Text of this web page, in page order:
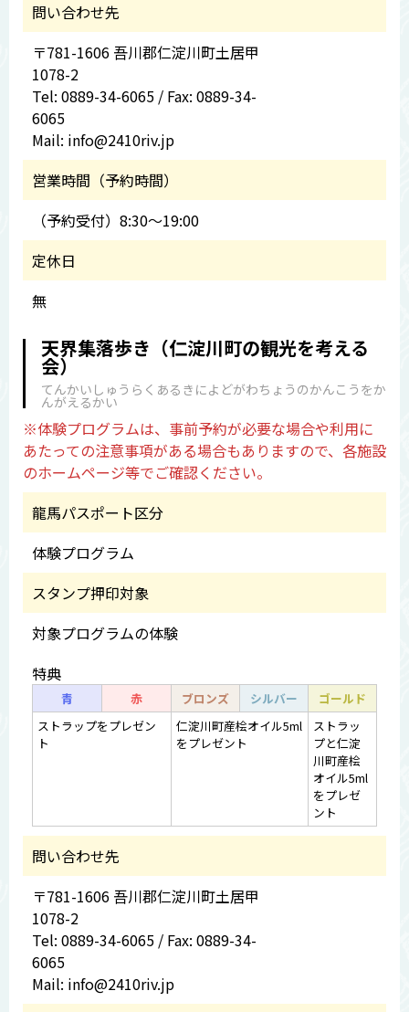
問い合わせ先
〒781-1606 吾川郡仁淀川町土居甲
1078-2
Tel: 0889-34-6065 / Fax: 0889-34-
6065
Mail: info@2410riv.jp
営業時間（予約時間）
（予約受付）8:30～19:00
定休日
無
天界集落歩き（仁淀川町の観光を考える
会）
てんかいしゅうらくあるきによどがわちょうのかんこうをか
んがえるかい
※体験プログラムは、事前予約が必要な場合や利用に
あたっての注意事項がある場合もありますので、各施設
のホームページ等でご確認ください。
龍馬パスポート区分
体験プログラム
スタンプ押印対象
対象プログラムの体験
特典
青 赤 ブロンズ シルバー
ゴールド
ストラップをプレゼン
ト
仁淀川町産桧オイル5ml
をプレゼント
ストラッ
プと仁淀
川町産桧
オイル5ml
をプレゼ
ント
問い合わせ先
〒781-1606 吾川郡仁淀川町土居甲
1078-2
Tel: 0889-34-6065 / Fax: 0889-34-
6065
Mail: info@2410riv.jp